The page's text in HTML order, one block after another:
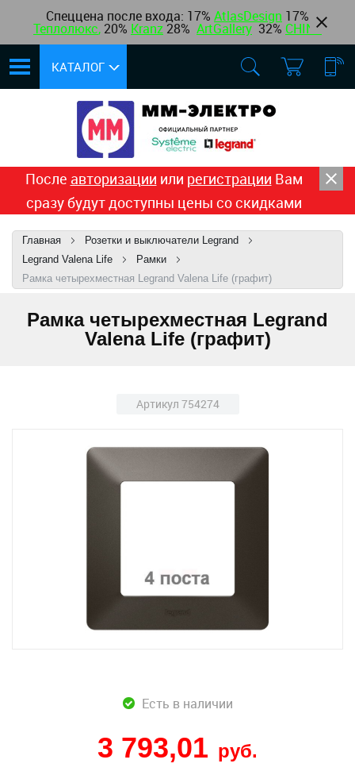
Спеццена после входа: 17% AtlasDesign 17%
Теплолюкс, 20% Kranz 28% ArtGallery 32% CHINT
КАТАЛОГ
После авторизации или регистрации Вам
сразу будут доступны цены со скидками
Главная
Розетки и выключатели Legrand
Legrand Valena Life
Рамки
Рамка четырехместная Legrand Valena Life (графит)
Рамка четырехместная Legrand
Valena Life (графит)
Артикул 754274
Есть в наличии
3 793,01 руб.